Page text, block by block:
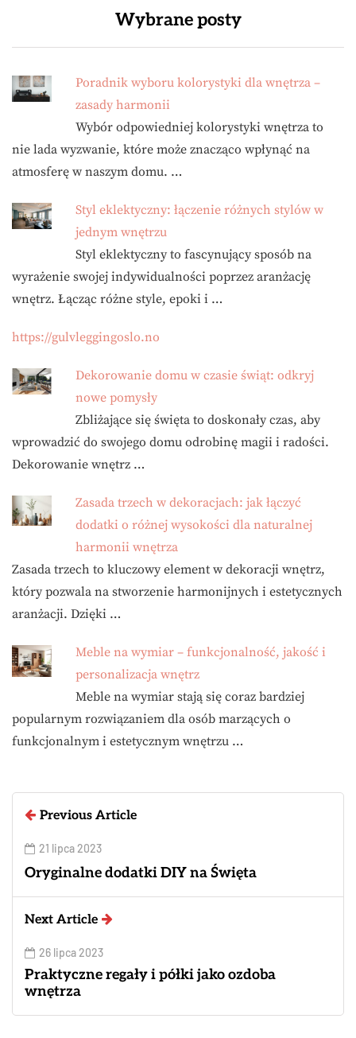
Wybrane posty
Poradnik wyboru kolorystyki dla wnętrza –
zasady harmonii
Wybór odpowiedniej kolorystyki wnętrza to
nie lada wyzwanie, które może znacząco wpłynąć na
atmosferę w naszym domu. …
Styl eklektyczny: łączenie różnych stylów w
jednym wnętrzu
Styl eklektyczny to fascynujący sposób na
wyrażenie swojej indywidualności poprzez aranżację
wnętrz. Łącząc różne style, epoki i …
https://gulvleggingoslo.no
Dekorowanie domu w czasie świąt: odkryj
nowe pomysły
Zbliżające się święta to doskonały czas, aby
wprowadzić do swojego domu odrobinę magii i radości.
Dekorowanie wnętrz …
Zasada trzech w dekoracjach: jak łączyć
dodatki o różnej wysokości dla naturalnej
harmonii wnętrza
Zasada trzech to kluczowy element w dekoracji wnętrz,
który pozwala na stworzenie harmonijnych i estetycznych
aranżacji. Dzięki …
Meble na wymiar – funkcjonalność, jakość i
personalizacja wnętrz
Meble na wymiar stają się coraz bardziej
popularnym rozwiązaniem dla osób marzących o
funkcjonalnym i estetycznym wnętrzu …
Previous Article
21 lipca 2023
Oryginalne dodatki DIY na Święta
Next Article
26 lipca 2023
Praktyczne regały i półki jako ozdoba
wnętrza